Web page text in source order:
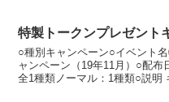
特製トークンプレゼント
○種別キャンペーン○イベント
ャンペーン（19年11月）○配
全1種類ノーマル：1種類○説明